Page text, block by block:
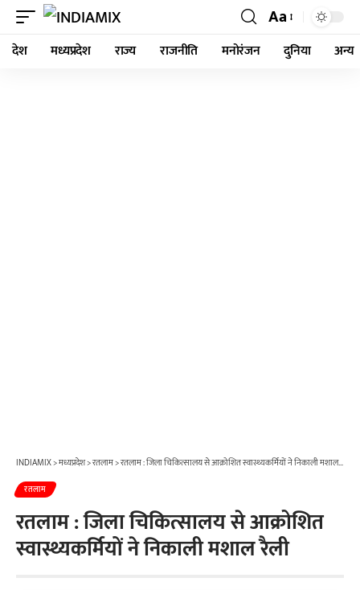
Aa
देश मध्यप्रदेश राज्य राजनीति मनोरंजन दुनिया अन्य
INDIAMIX>मध्यप्रदेश>रतलाम>रतलाम : जिला चिकित्सालय से आक्रोशित स्वास्थ्यकर्मियों ने निकाली मशाल रैली
रतलाम
रतलाम : जिला चिकित्सालय से आक्रोशित
स्वास्थ्यकर्मियों ने निकाली मशाल रैली